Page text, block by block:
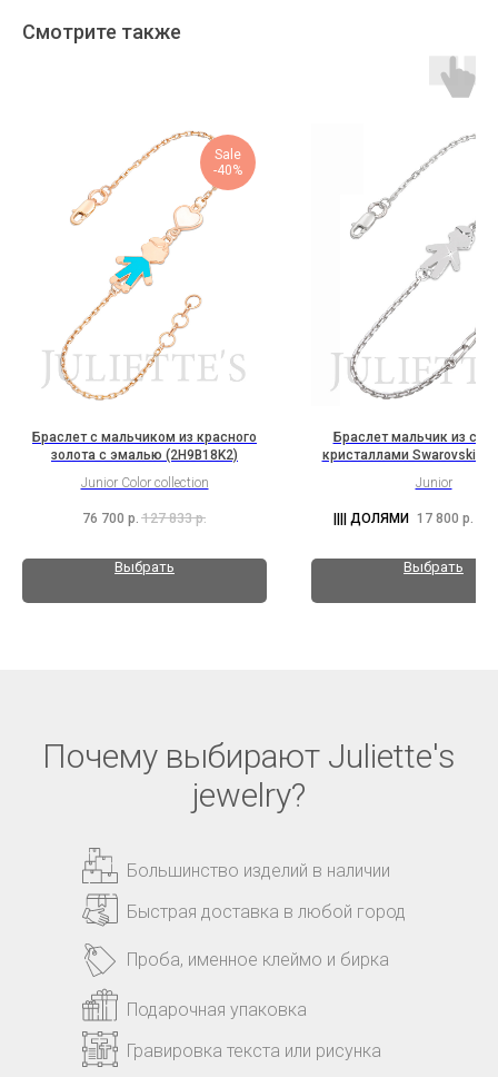
Смотрите также
Sale
-40%
Браслет с мальчиком из красного
золота с эмалью (2H9B18K2)
Junior Color collection
76 700 р. 127 833 р.
Выбрать
Браслет мальчик из
кристаллами Swarovski
Junior
17 800 р.
Выбрать
Почему выбирают Juliette's
jewelry?
Большинство изделий в наличии
Быстрая доставка в любой город
Подарочная упаковка
Гравировка текста или рисунка
Проба, именное клеймо и бирка